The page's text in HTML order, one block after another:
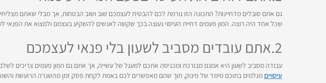
גם אתם סובלים מדחיינות? התכונה הזו גורמת לכם להבטיח לעצמכם שוב ושוב הבטחות, אך מבלי שאתם
שכל אחד היה רוצה. המון פעמים דחיית העיסוי נעוצה בכך שקשה לאנשים להשקיע בעצמם ולמצוא את הפנאי
2.אתם עובדים מסביב לשעון בלי פנאי לעצמכם
עבודה מסביב לשעון היא אמנם מבורכת ומכניסה אתכם למעגל של עשייה, אך אתם גם המון פעמים צריכים
עיסויים מגלמים בתוכם מימד של פינוק, תוך שהם מאפשרים לכם באמת לקחת פסק זמן מהשגרה הרועשת